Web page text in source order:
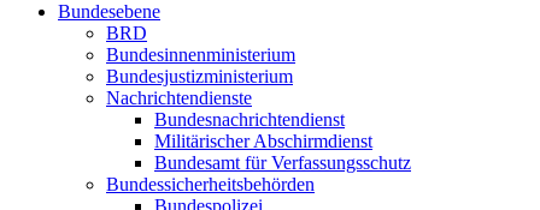
Bundesebene
BRD
Bundesinnenministerium
Bundesjustizministerium
Nachrichtendienste
Bundesnachrichtendienst
Militärischer Abschirmdienst
Bundesamt für Verfassungsschutz
Bundessicherheitsbehörden
Bundespolizei